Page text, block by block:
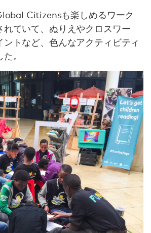
Citizensも楽しめるワーク
れていて、ぬりえやクロスワー
ントなど、色んなアクティビティ
。